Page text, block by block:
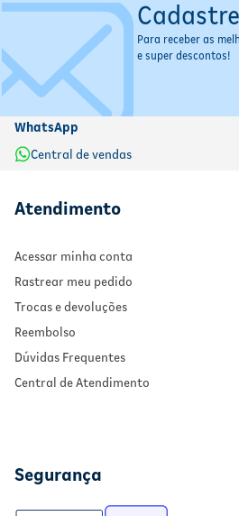
para melhor sabor e evitar
Para receber as
e super descontos!
WhatsApp
Central de vendas
Atendimento
Acessar minha conta
Rastrear meu pedido
Trocas e devoluções
Reembolso
Dúvidas Frequentes
Central de Atendimento
Segurança